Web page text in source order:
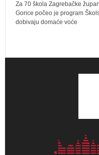
Za 70 škola Zagrebačke
Gorice počeo je program
dobivaju domaće voće